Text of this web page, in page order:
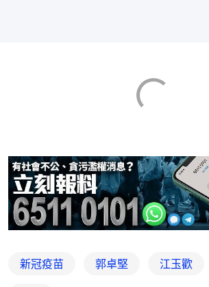
新冠疫苗 郭卓堅 江玉歡